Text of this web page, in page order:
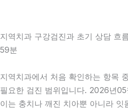
지역치과 구강검진과 초기 상담 흐
59분
지역치과에서 처음 확인하는 항목
필요한 검진 범위입니다. 2026년
이는 충치나 깨진 치아뿐 아니라